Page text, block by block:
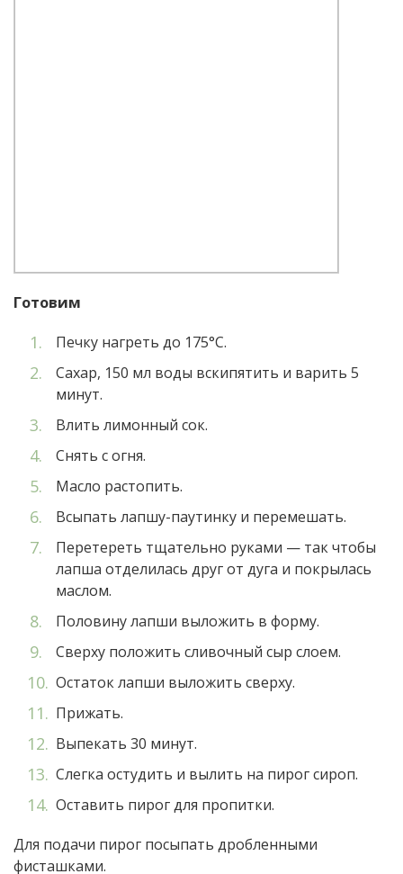
Готовим
Печку нагреть до 175°С.
Сахар, 150 мл воды вскипятить и варить 5
минут.
Влить лимонный сок.
Снять с огня.
Масло растопить.
Всыпать лапшу-паутинку и перемешать.
Перетереть тщательно руками — так чтобы
лапша отделилась друг от дуга и покрылась
маслом.
Половину лапши выложить в форму.
Сверху положить сливочный сыр слоем.
Остаток лапши выложить сверху.
Прижать.
Выпекать 30 минут.
Слегка остудить и вылить на пирог сироп.
Оставить пирог для пропитки.
Для подачи пирог посыпать дробленными
фисташками.